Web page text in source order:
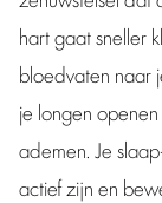
hart gaat sneller
bloedvaten naar
je longen
ademen. Je
actief zijn en